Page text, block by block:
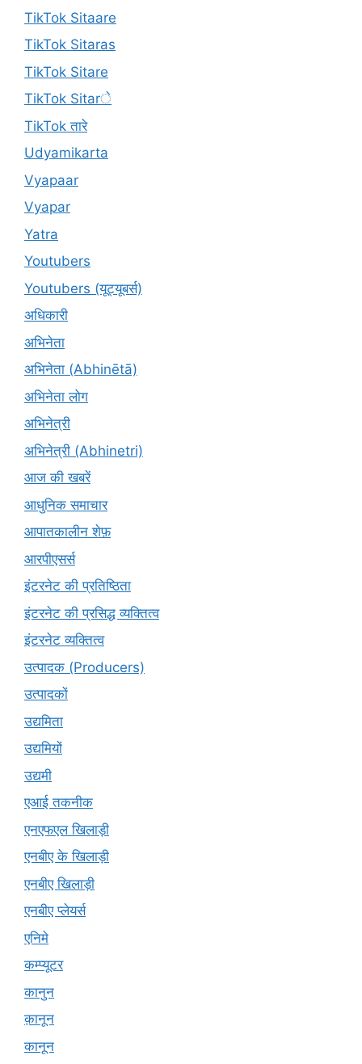
TikTok Sitaare
TikTok Sitaras
TikTok Sitare
TikTok Sitarे
TikTok तारे
Udyamikarta
Vyapaar
Vyapar
Yatra
Youtubers
Youtubers (यूट्यूबर्स)
अधिकारी
अभिनेता
अभिनेता (Abhinētā)
अभिनेता लोग
अभिनेत्री
अभिनेत्री (Abhinetri)
आज की खबरें
आधुनिक समाचार
आपातकालीन शेफ़
आरपीएसर्स
इंटरनेट की प्रतिष्ठिता
इंटरनेट की प्रसिद्ध व्यक्तित्व
इंटरनेट व्यक्तित्व
उत्पादक (Producers)
उत्पादकों
उद्यमिता
उद्यमियों
उद्यमी
एआई तकनीक
एनएफएल खिलाड़ी
एनबीए के खिलाड़ी
एनबीए खिलाड़ी
एनबीए प्लेयर्स
एनिमे
कम्प्यूटर
कानुन
क़ानून
कानून